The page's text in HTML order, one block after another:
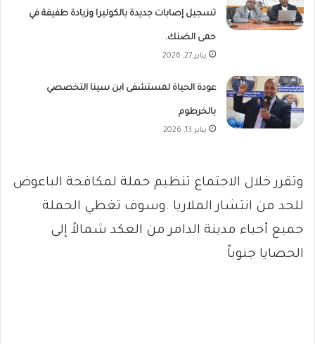
تسجيل إصابات جديدة بالكوليرا وزيادة طفيفة في
حمى الضنك.
يناير 27, 2026
عودة الحياة لمستشفى ابن سينا التخصصي
بالخرطوم
يناير 13, 2026
وتقرر خلال الاجتماع تنظيم حملة لمكافحة الباعوض
للحد من انتشار الملاريا .وسوف تغطي الحملة
جميع أحياء مدينة الدامر من العكد شمالاً إلى
الحصايا جنوباً